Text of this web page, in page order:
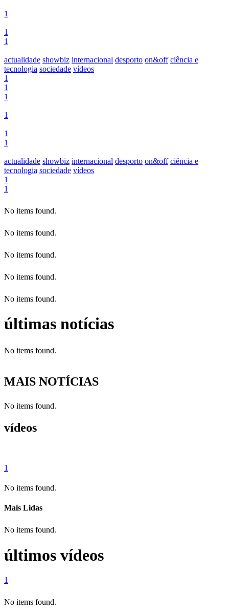
1
1
1
actualidade showbiz internacional desporto on&off ciência e
tecnologia sociedade vídeos
1
1
1
1
1
1
actualidade showbiz internacional desporto on&off ciência e
tecnologia sociedade vídeos
1
1
No items found.
No items found.
No items found.
No items found.
No items found.
últimas notícias
No items found.
MAIS NOTÍCIAS
No items found.
vídeos
1
No items found.
Mais Lidas
No items found.
últimos vídeos
1
No items found.